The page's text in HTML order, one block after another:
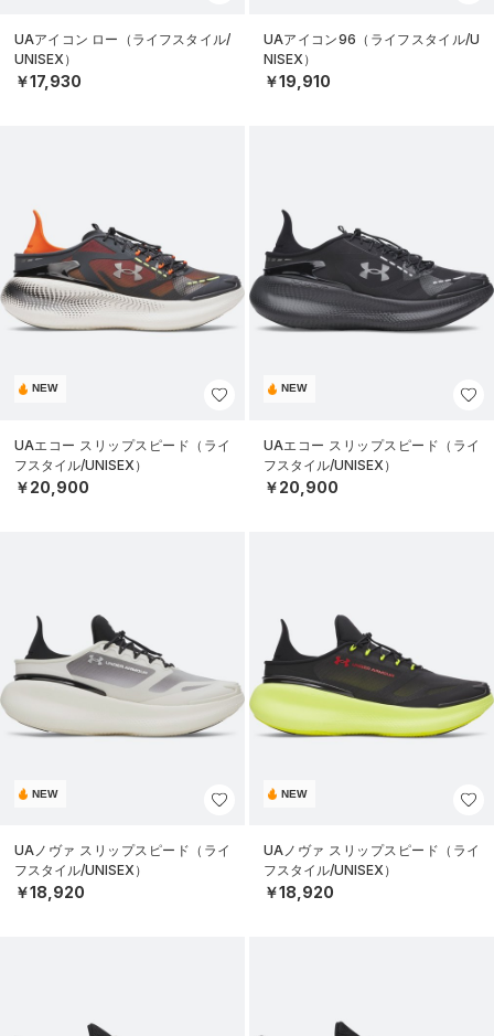
UAアイコン ロー（ライフスタイル/
UNISEX）
￥17,930
UAアイコン96（ライフスタイル/U
NISEX）
￥19,910
NEW
UAエコー スリップスピード（ライ
フスタイル/UNISEX）
￥20,900
NEW
UAエコー スリップスピード（ライ
フスタイル/UNISEX）
￥20,900
NEW
UAノヴァ スリップスピード（ライ
フスタイル/UNISEX）
￥18,920
NEW
UAノヴァ スリップスピード（ライ
フスタイル/UNISEX）
￥18,920